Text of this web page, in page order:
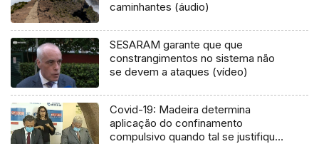
caminhantes (áudio)
SESARAM garante que que
constrangimentos no sistema não
se devem a ataques (vídeo)
Covid-19: Madeira determina
aplicação do confinamento
compulsivo quando tal se justifique